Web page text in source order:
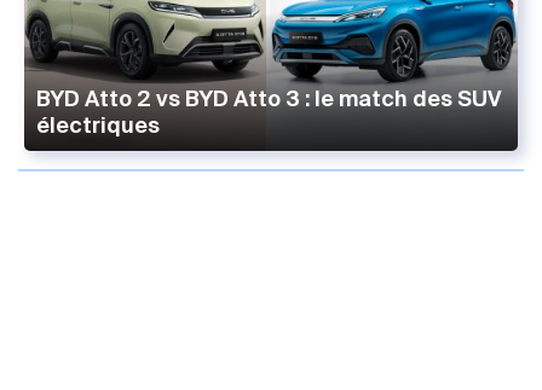
BYD Atto 2 vs BYD Atto 3 : le match des SUV
électriques